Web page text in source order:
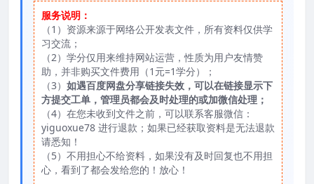
服务说明：
（1）资源来源于网络公开发表文件，所有资料仅供学
习交流；
（2）学分仅用来维持网站运营，性质为用户友情赞
助，并非购买文件费用（1元=1学分）；
（3） 如遇百度网盘分享链接失效，可以在链接显示下
方提交工单，管理员都会及时处理的或加微信处理；
（4）在您未收到文件之前，可以联系客服微信：
yiguoxue78 进行退款；如果已经获取资料是无法退款
请悉知！
（5）不用担心不给资料，如果没有及时回复也不用担
心，看到了都会发给您的！放心！